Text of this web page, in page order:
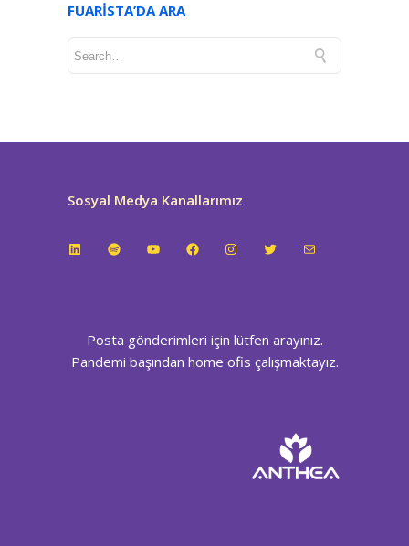
FUARISTA’DA ARA
Sosyal Medya Kanallarımız
LinkedInSpotifyYouTubeFacebookInstagramTwitterE-posta
Posta gönderimleri için lütfen arayınız.
Pandemi başından home ofis çalışmaktayız.